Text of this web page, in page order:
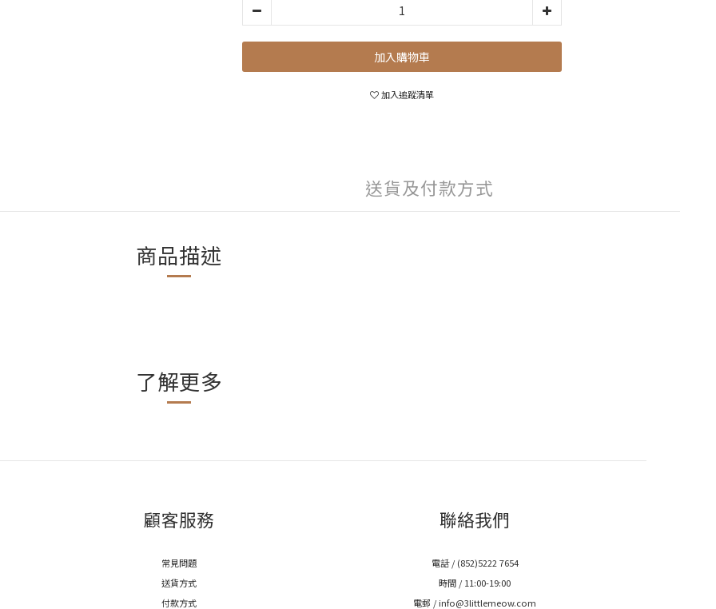
加入購物車
加入追蹤清單
送貨及付款方式
商品描述
了解更多
顧客服務
常見問題
送貨方式
付款方式
聯絡我們
電話 / (852)5222 7654
時間 / 11:00-19:00
電郵 / info@3littlemeow.com